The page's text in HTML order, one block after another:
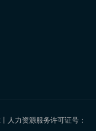
丨人力资源服务许可证号：